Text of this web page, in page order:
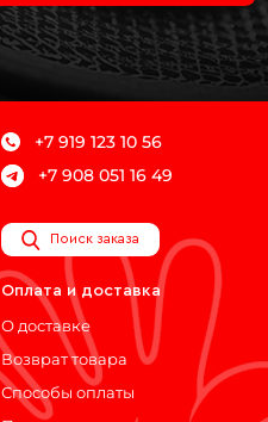
+7 919 123 10 56
+7 908 051 16 49
Поиск заказа
Оплата и доставка
О доставке
Возврат товара
Способы оплаты